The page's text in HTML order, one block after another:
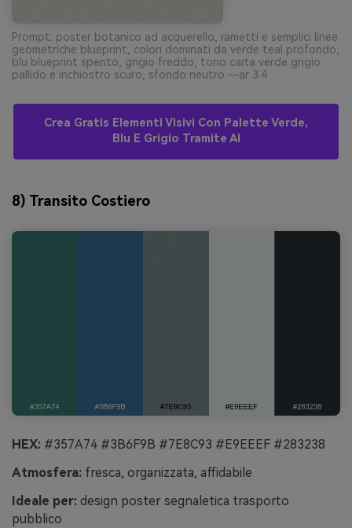
Prompt: poster botanico ad acquerello, rametti e semplici linee
geometriche blueprint, colori dominati da verde teal profondo,
blu blueprint spento, grigio freddo, tono carta verde grigio
pallido e inchiostro scuro, sfondo neutro --ar 3:4
Crea Gratis Elementi Visivi Con Palette Verde,
Blu E Grigio Tramite AI
8) Transito Costiero
HEX: #357A74 #3B6F9B #7E8C93 #E9EEEF #283238
Atmosfera: fresca, organizzata, affidabile
Ideale per: design poster segnaletica trasporto
pubblico